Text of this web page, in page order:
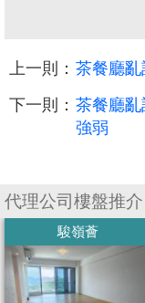
上一則： 茶餐廳
下一則： 茶餐廳
強弱
代理公司樓盤推介
駿嶺薈